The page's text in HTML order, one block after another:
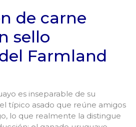
de carne
sello
Farmland
es inseparable de su
típico asado que reúne amigos
lo que realmente la distingue